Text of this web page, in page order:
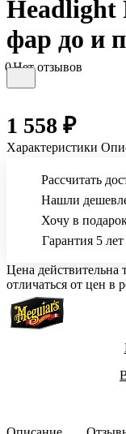
Headlight
фар до и
0Нет отзывов
1 558 ₽
Характеристики
Рассчитать
Нашли
Хочу в
Гарантия 5 лет
Цена действительна
отличаться от цен в